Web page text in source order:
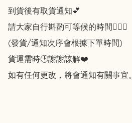
到貨後有取貨通知💕
請大家自行斟酌可等候的時間🙇🏻‍♀️
(發貨/通知次序會根據下單時間)
貨運需時🕑謝謝諒解❤️
如有任何更改，將會通知有關事宜。